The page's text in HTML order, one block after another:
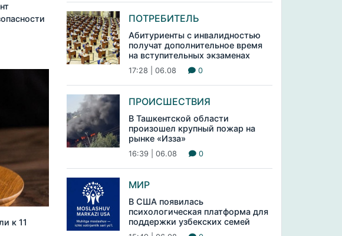
к 11
ПОТРЕБИТЕЛЬ
Абитуриенты с инвалидностью
получат дополнительное время
на вступительных экзаменах
17:28 | 06.08 0
ПРОИСШЕСТВИЯ
В Ташкентской области
произошел крупный пожар на
рынке «Изза»
16:39 | 06.08 0
МИР
В США появилась
психологическая платформа для
поддержки узбекских семей